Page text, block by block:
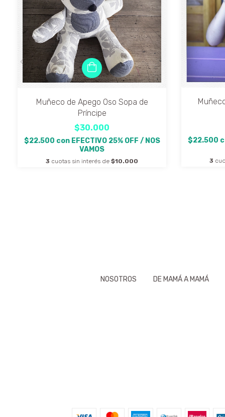
Muñeco de Apego Oso Sopa de
Príncipe
$30.000
$22.500 con EFECTIVO 25% OFF / NOS
VAMOS
3 cuotas sin interés de $10.000
$22.500
3
NOSOTROS DE MAMÁ A MAMÁ